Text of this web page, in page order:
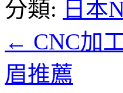
分類: 日本
← CNC加
眉推薦